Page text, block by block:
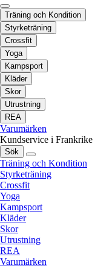
Träning och Kondition
Styrketräning
Crossfit
Yoga
Kampsport
Kläder
Skor
Utrustning
REA
Varumärken
Kundservice i Frankrike
Sök
Träning och Kondition
Styrketräning
Crossfit
Yoga
Kampsport
Kläder
Skor
Utrustning
REA
Varumärken